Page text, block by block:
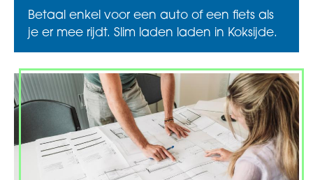
Betaal enkel voor een auto of een fiets als
je er mee rijdt. Slim laden laden in Koksijde.